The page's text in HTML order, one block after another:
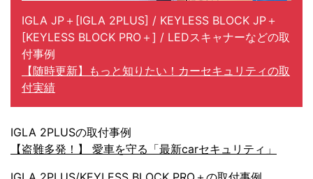
IGLA JP＋[IGLA 2PLUS] / KEYLESS BLOCK JP＋
[KEYLESS BLOCK PRO＋] / LEDスキャナーなどの取
付事例
【随時更新】もっと知りたい！カーセキュリティの取
付実績
IGLA 2PLUSの取付事例
【盗難多発！】 愛車を守る「最新carセキュリティ」